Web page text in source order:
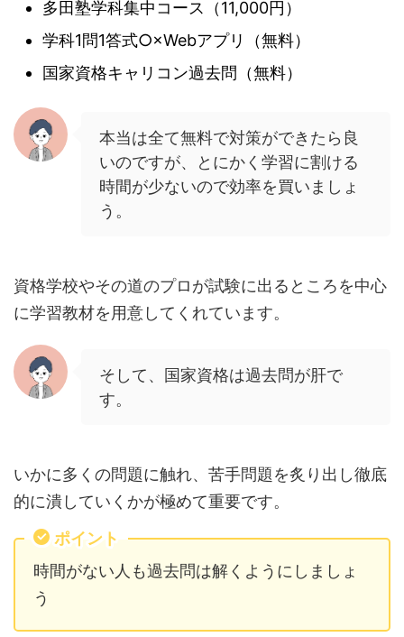
多田塾学科集中コース（11,000円）
学科1問1答式○×Webアプリ（無料）
国家資格キャリコン過去問（無料）
本当は全て無料で対策ができたら良
いのですが、とにかく学習に割ける
時間が少ないので効率を買いましょ
う。
資格学校やその道のプロが試験に出るところを中心
に学習教材を用意してくれています。
そして、国家資格は過去問が肝で
す。
いかに多くの問題に触れ、苦手問題を炙り出し徹底
的に潰していくかが極めて重要です。
ポイント
時間がない人も過去問は解くようにしましょ
う